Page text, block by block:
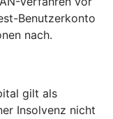
Benutzerkonto
nach.
gilt als
Insolvenz nicht